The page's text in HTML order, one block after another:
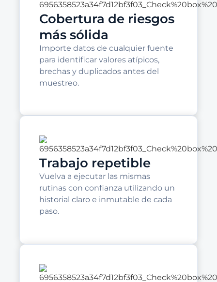
Cobertura de riesgos
más sólida
Importe datos de cualquier fuente
para identificar valores atípicos,
brechas y duplicados antes del
muestreo.
Trabajo repetible
Vuelva a ejecutar las mismas
rutinas con confianza utilizando un
historial claro e inmutable de cada
paso.